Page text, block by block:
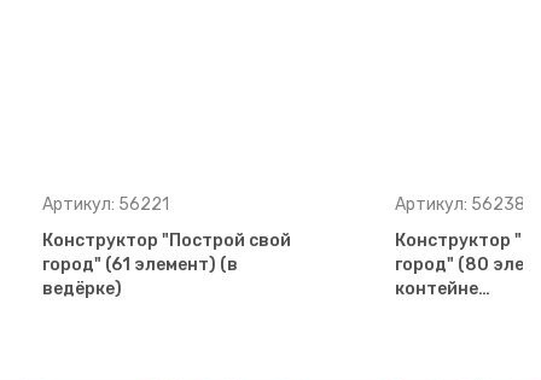
Артикул: 56221
Конструктор "Построй свой
город" (61 элемент) (в
ведёрке)
Артикул: 56238
Конструктор
город" (80
контейне…